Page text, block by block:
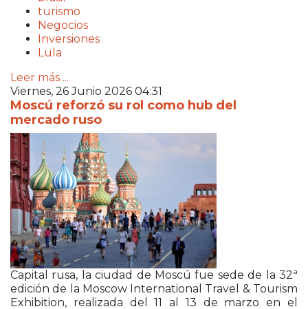
turismo
Negocios
Inversiones
Lula
Leer más ...
Viernes, 26 Junio 2026 04:31
Moscú reforzó su rol como hub del
mercado ruso
Capital rusa, la ciudad de Moscú fue sede de la 32ª
edición de la Moscow International Travel & Tourism
Exhibition, realizada del 11 al 13 de marzo en el